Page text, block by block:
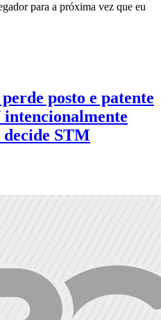
para a próxima vez que eu
posto e patente
STM